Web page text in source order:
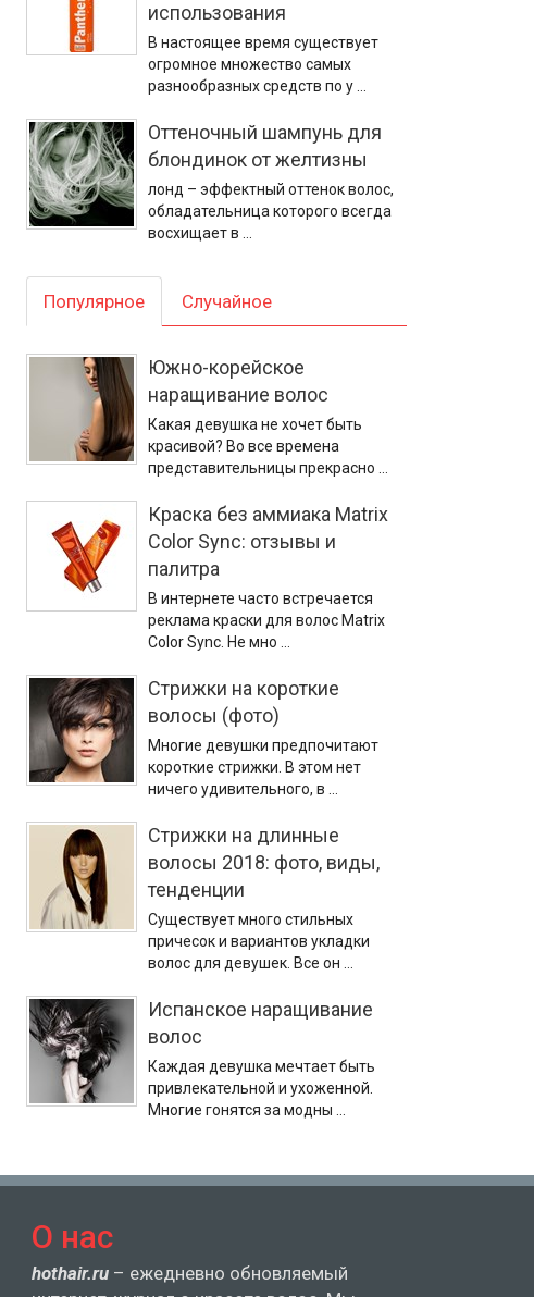
использования
В настоящее время существует
огромное множество самых
разнообразных средств по у …
Оттеночный шампунь для
блондинок от желтизны
лонд – эффектный оттенок волос,
обладательница которого всегда
восхищает в …
Популярное Случайное
Южно-корейское
наращивание волос
Какая девушка не хочет быть
красивой? Во все времена
представительницы прекрасно …
Краска без аммиака Matrix
Color Sync: отзывы и
палитра
В интернете часто встречается
реклама краски для волос Matrix
Color Sync. Не мно …
Стрижки на короткие
волосы (фото)
Многие девушки предпочитают
короткие стрижки. В этом нет
ничего удивительного, в …
Стрижки на длинные
волосы 2018: фото, виды,
тенденции
Существует много стильных
причесок и вариантов укладки
волос для девушек. Все он …
Испанское наращивание
волос
Каждая девушка мечтает быть
привлекательной и ухоженной.
Многие гонятся за модны …
О нас
hothair.ru – ежедневно обновляемый